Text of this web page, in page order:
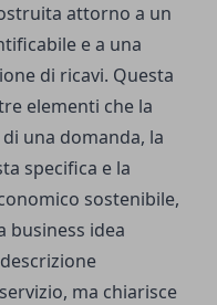
attorno a un
e a una
di ricavi. Questa
elementi che la
una domanda, la
specifica e la
sostenibile,
business idea
ma chiarisce